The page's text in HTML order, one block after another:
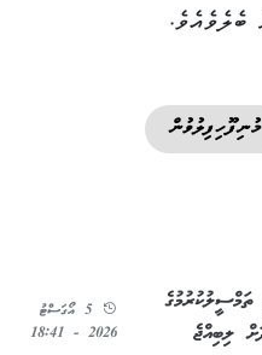
ބެލެވެއެވެ.
މުނިފޫހިފިލުވުން
ލިބިއްޖެ
5 އޯގަސްޓު
2026 - 18:41